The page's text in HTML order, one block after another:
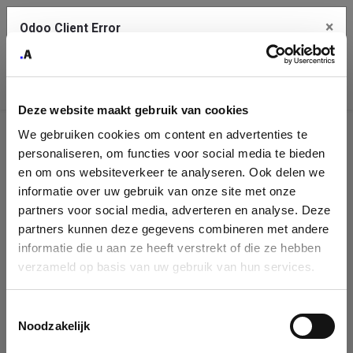
Deze website maakt gebruik van cookies
We gebruiken cookies om content en advertenties te
personaliseren, om functies voor social media te bieden
en om ons websiteverkeer te analyseren. Ook delen we
informatie over uw gebruik van onze site met onze
partners voor social media, adverteren en analyse. Deze
partners kunnen deze gegevens combineren met andere
informatie die u aan ze heeft verstrekt of die ze hebben
verzameld op basis van uw gebruik van hun services.
Noodzakelijk
Company
Identification
Please fill in your company details
You can search a company in our database by name, VAT or
enterprise ID. When a company is selected it will auto-complete the
form. If you don't find your company in our database, you can create
Odoo Client Error ×
service.
See details
Ok